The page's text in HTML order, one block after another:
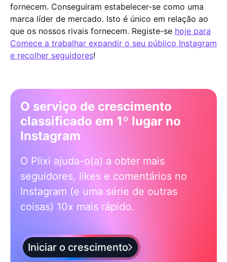
fornecem. Conseguiram estabelecer-se como uma
marca líder de mercado. Isto é único em relação ao
que os nossos rivais fornecem. Registe-se hoje para
Comece a trabalhar expandir o seu público Instagram
e recolher seguidores!
O serviço de crescimento
classificado em 1º lugar no
Instagram
O Plixi ajuda-o(a) a obter mais
seguidores, likes e comentários no
Instagram (e uma série de outras
coisas) 10x mais rápido.
Iniciar o crescimento